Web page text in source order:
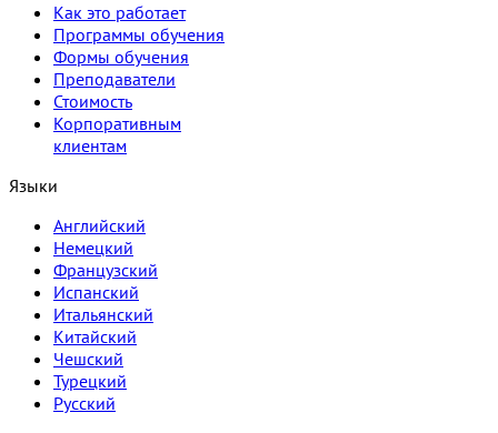
Как это работает
Программы обучения
Формы обучения
Преподаватели
Стоимость
Корпоративным
клиентам
Языки
Английский
Немецкий
Французский
Испанский
Итальянский
Китайский
Чешский
Турецкий
Русский